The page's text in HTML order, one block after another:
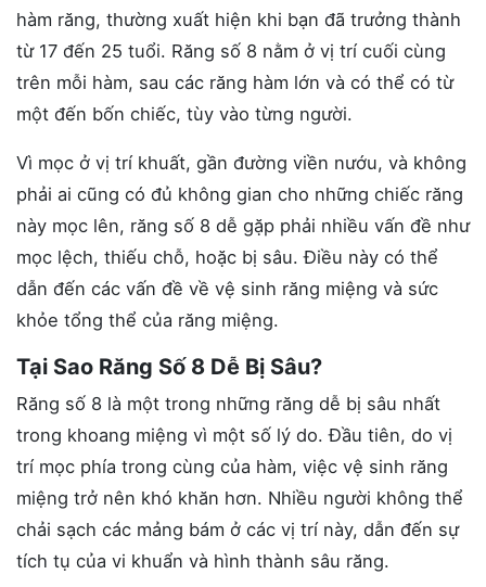
hàm răng, thường xuất hiện khi bạn đã trưởng thành
từ 17 đến 25 tuổi. Răng số 8 nằm ở vị trí cuối cùng
trên mỗi hàm, sau các răng hàm lớn và có thể có từ
một đến bốn chiếc, tùy vào từng người.
Vì mọc ở vị trí khuất, gần đường viền nướu, và không
phải ai cũng có đủ không gian cho những chiếc răng
này mọc lên, răng số 8 dễ gặp phải nhiều vấn đề như
mọc lệch, thiếu chỗ, hoặc bị sâu. Điều này có thể
dẫn đến các vấn đề về vệ sinh răng miệng và sức
khỏe tổng thể của răng miệng.
Tại Sao Răng Số 8 Dễ Bị Sâu?
Răng số 8 là một trong những răng dễ bị sâu nhất
trong khoang miệng vì một số lý do. Đầu tiên, do vị
trí mọc phía trong cùng của hàm, việc vệ sinh răng
miệng trở nên khó khăn hơn. Nhiều người không thể
chải sạch các mảng bám ở các vị trí này, dẫn đến sự
tích tụ của vi khuẩn và hình thành sâu răng.